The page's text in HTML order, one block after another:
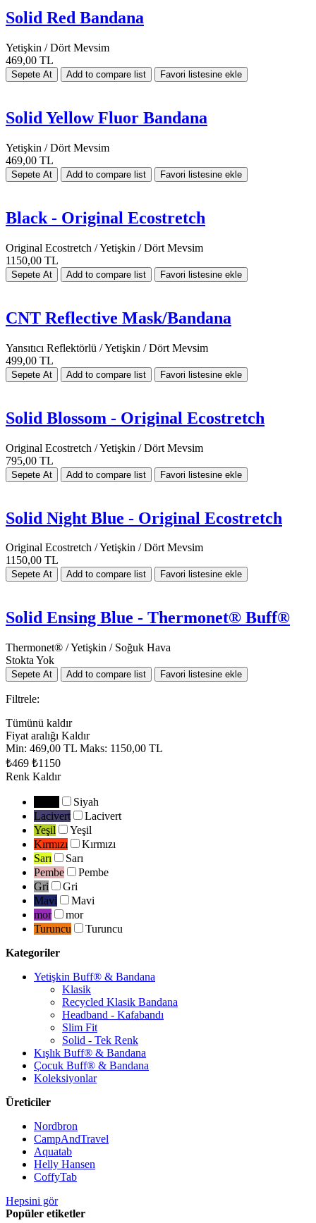
Solid Red Bandana
Yetişkin / Dört Mevsim
469,00 TL
Solid Yellow Fluor Bandana
Yetişkin / Dört Mevsim
469,00 TL
Black - Original Ecostretch
Original Ecostretch / Yetişkin / Dört Mevsim
1150,00 TL
CNT Reflective Mask/Bandana
Yansıtıcı Reflektörlü / Yetişkin / Dört Mevsim
499,00 TL
Solid Blossom - Original Ecostretch
Original Ecostretch / Yetişkin / Dört Mevsim
795,00 TL
Solid Night Blue - Original Ecostretch
Original Ecostretch / Yetişkin / Dört Mevsim
1150,00 TL
Solid Ensing Blue - Thermonet® Buff®
Thermonet® / Yetişkin / Soğuk Hava
Stokta Yok
Filtrele:
Tümünü kaldır
Fiyat aralığı Kaldır
Min: 469,00 TL Maks: 1150,00 TL
₺469 ₺1150
Renk Kaldır
Siyah
Lacivert
Lacivert
Yeşil
Yeşil
Kırmızı
Kırmızı
Sarı
Sarı
Pembe
Pembe
Gri
Gri
Mavi
Mavi
mor
mor
Turuncu
Turuncu
Kategoriler
Yetişkin Buff® & Bandana
Klasik
Recycled Klasik Bandana
Headband - Kafabandı
Slim Fit
Solid - Tek Renk
Kışlık Buff® & Bandana
Çocuk Buff® & Bandana
Koleksiyonlar
Üreticiler
Nordbron
CampAndTravel
Aquatab
Helly Hansen
CoffyTab
Hepsini gör
Popüler etiketler